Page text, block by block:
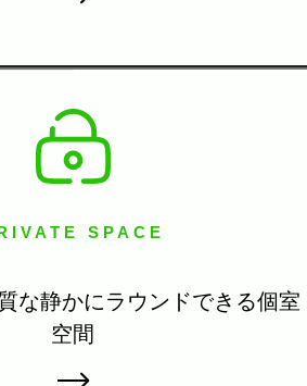
SPACE
な静かにラウンドできる個室
空間